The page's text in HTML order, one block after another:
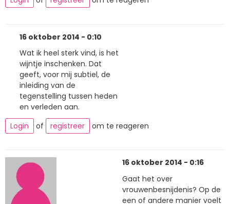
16 oktober 2014 - 0:10
Wat ik heel sterk vind, is het
wijntje inschenken. Dat
geeft, voor mij subtiel, de
inleiding van de
tegenstelling tussen heden
en verleden aan.
Login
of registreer om te reageren
16 oktober 2014 - 0:16
Gaat het over
vrouwenbesnijdenis? Op de
een of andere manier voelt